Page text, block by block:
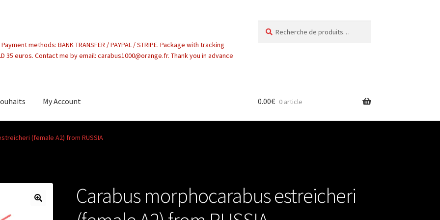
methods: BANK TRANSFER / PAYPAL / STRIPE. Package with tracking
35 euros. Contact me by email: carabus1000@orange.fr. Thank you in advance
pour :
My Account 0.00€ 0 article
(female A2) from RUSSIA
Carabus morphocarabus estreicheri